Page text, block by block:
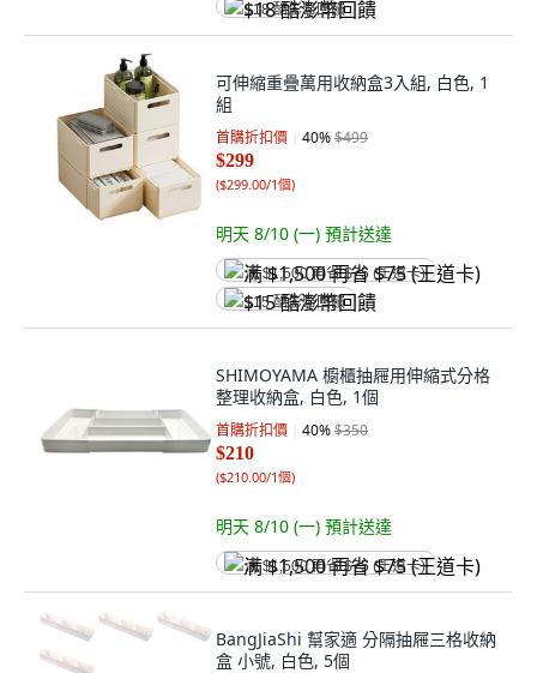
$18 酷澎幣回饋
可伸縮重疊萬用收納盒3入組, 白色, 1
組
首購折扣價 40%$499
$299
($299.00/1個)
明天 8/10 (一) 預計送達
满 $1,500 再省 $75 (王道卡)
$15 酷澎幣回饋
SHIMOYAMA 櫥櫃抽屜用伸縮式分格
整理收納盒, 白色, 1個
首購折扣價 40%$350
$210
($210.00/1個)
明天 8/10 (一) 預計送達
满 $1,500 再省 $75 (王道卡)
BangJiaShi 幫家適 分隔抽屜三格收納
盒 小號, 白色, 5個